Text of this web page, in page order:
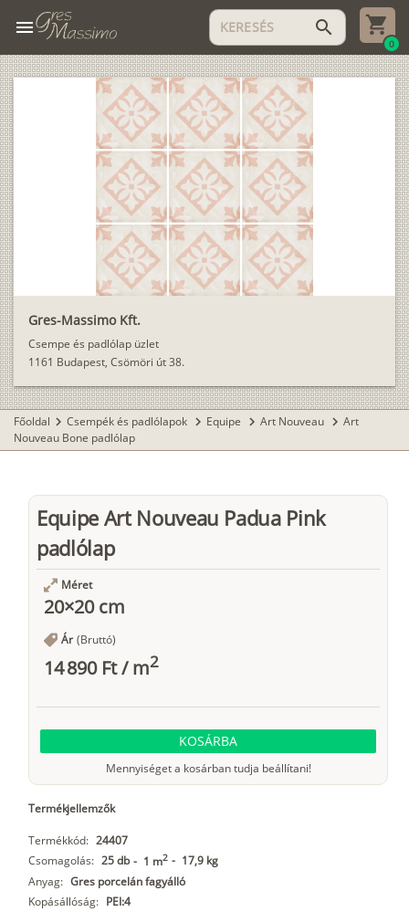
menu search
0
Gres-Massimo Kft.
Csempe és padlólap üzlet
1161 Budapest, Csömöri út 38.
Főoldal chevron_right Csempék és padlólapok chevron_right Equipe chevron_right Art Nouveau chevron_right Art
Nouveau Bone padlólap
Equipe Art Nouveau Padua Pink
padlólap
Méret
20×20 cm
Ár (Bruttó)
14 890 Ft/m2
KOSÁRBA
Mennyiséget a kosárban tudja beállítani!
Termékjellemzők
Termékkód: 24407
Csomagolás: 25 db - 1 m2 - 17,9 kg
Anyag: Gres porcelán fagyálló
Kopásállóság: PEI:4